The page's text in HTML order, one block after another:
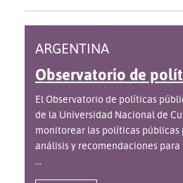
ARGENTINA
Observatorio de
El Observatorio de políticas
de la Universidad Nacional de
monitorear las políticas públicas
análisis y recomendaciones
...